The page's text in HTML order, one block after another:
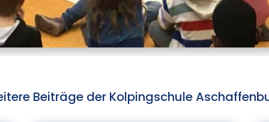
Beiträge der Kolpingschule